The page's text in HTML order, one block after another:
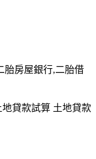
胎房屋銀行,二胎借
貸款試算 土地貸款